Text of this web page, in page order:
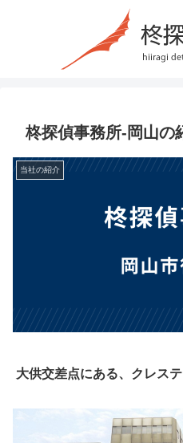
柊探偵事務所-岡山の
当社の紹介
大供交差点にある、クレステ